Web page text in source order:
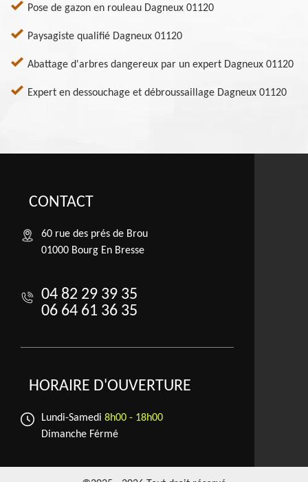
Pose de gazon en rouleau Dagneux 01120
Paysagiste qualifié Dagneux 01120
Abattage d'arbres dangereux par un expert Dagneux 01120
Expert en dessouchage et débroussaillage Dagneux 01120
CONTACT
60 rue des prés de Brou
01000 Bourg En Bresse
04 82 29 39 35
06 64 61 36 35
HORAIRE D'OUVERTURE
Lundi-Samedi 8h00 - 18h00
Dimanche Férmé